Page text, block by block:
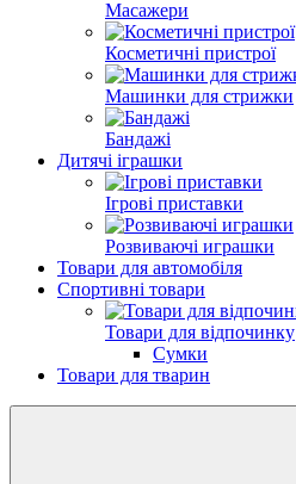
Масажери
Косметичні пристрої
Машинки для стрижки
Бандажі
Дитячі іграшки
Ігрові приставки
Розвиваючі играшки
Товари для автомобіля
Спортивні товари
Товари для відпочинку
Сумки
Товари для тварин